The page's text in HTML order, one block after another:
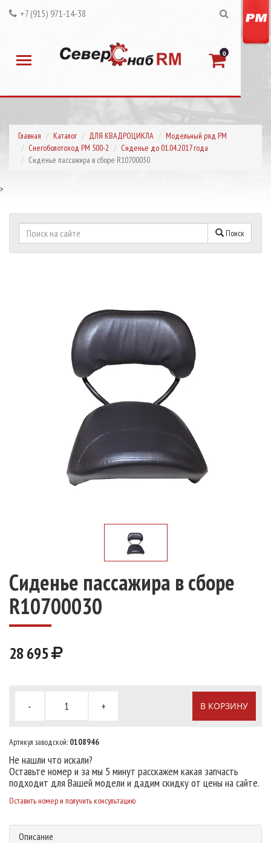
+7 (915) 971-14-38
0
Главная Каталог ДЛЯ КВАДРОЦИКЛА
Модельный ряд РМ
Снегоболотоход РМ 500-2
Сиденье до 01.04.2017 года
Сиденье пассажира в сборе R10700030
>
Поиск
Сиденье пассажира в сборе
R10700030
28 695
- + В КОРЗИНУ
Артикул заводской: 0108946
Не нашли что искали?
Оставьте номер и за мы 5 минут расскажем какая запчасть
подходит для Вашей модели и дадим скидку от цены на сайте.
Оставить номер и получить консультацию
Описание